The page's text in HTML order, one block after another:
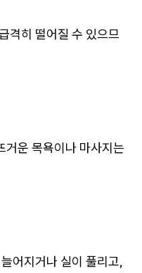
격히 떨어질 수 있으므
거운 목욕이나 마사지는
어지거나 실이 풀리고,